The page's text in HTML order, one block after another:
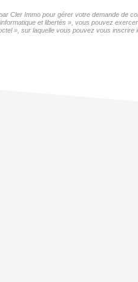
Cler Immo pour gérer votre demande de
et libertés », vous pouvez
», sur laquelle vous pouvez vous inscrire